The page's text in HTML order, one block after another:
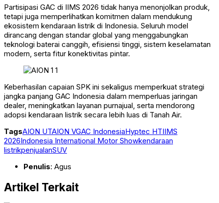
Partisipasi GAC di IIMS 2026 tidak hanya menonjolkan produk,
tetapi juga memperlihatkan komitmen dalam mendukung
ekosistem kendaraan listrik di Indonesia. Seluruh model
dirancang dengan standar global yang menggabungkan
teknologi baterai canggih, efisiensi tinggi, sistem keselamatan
modern, serta fitur konektivitas pintar.
Keberhasilan capaian SPK ini sekaligus memperkuat strategi
jangka panjang GAC Indonesia dalam memperluas jaringan
dealer, meningkatkan layanan purnajual, serta mendorong
adopsi kendaraan listrik secara lebih luas di Tanah Air.
TagsAION UTAION VGAC IndonesiaHyptec HTIIMS
2026Indonesia International Motor Showkendaraan
listrikpenjualanSUV
Penulis: Agus
Artikel Terkait